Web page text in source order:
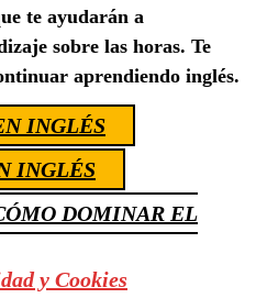
te ayudarán a
sobre las horas. Te
aprendiendo inglés.
INGLÉS
INGLÉS
DOMINAR EL
y Cookies